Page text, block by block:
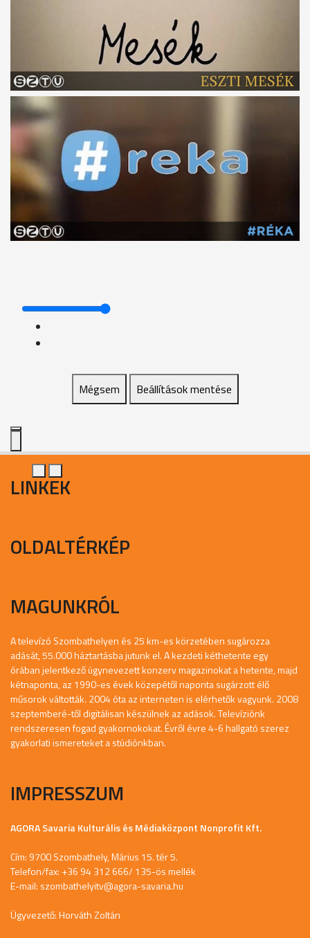
Mégsem Beállítások mentése
LINKEK
OLDALTÉRKÉP
MAGUNKRÓL
A televízó Szombathelyen és 25 km-es körzetében sugározza
adását, 55.000 háztartásba jutunk el. A kezdeti kéthetente egy
órában jelentkező úgynevezett konzerv magazinokat a hetente, majd
kétnaponta, az 1990-es évek közepétől naponta sugárzott élő
műsorok váltották. 2004 óta az interneten is elérhetők vagyunk. 2008
szeptemberé-től digitálisan készülnek az adások. Televíziónk
rendszeresen fogad gyakornokokat. Évről évre 4-6 hallgató szerez
gyakorlati ismereteket a stúdiónkban.
IMPRESSZUM
AGORA Savaria Kulturális és Médiaközpont Nonprofit Kft.
Cím: 9700 Szombathely, Márius 15. tér 5.
Telefon/fax: +36 94 312 666/ 135-ös mellék
E-mail: szombathelyitv@agora-savaria.hu
Ügyvezető: Horváth Zoltán